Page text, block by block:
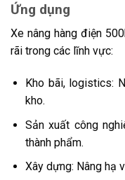
Ứng dụng
Xe nâng hàng điện
rãi trong các lĩnh vực:
Kho bãi, logistics:
kho.
Sản xuất công
thành phẩm.
Xây dựng: Nâng hạ